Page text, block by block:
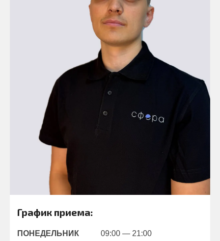
График приема:
ПОНЕДЕЛЬНИК 09:00 — 21:00